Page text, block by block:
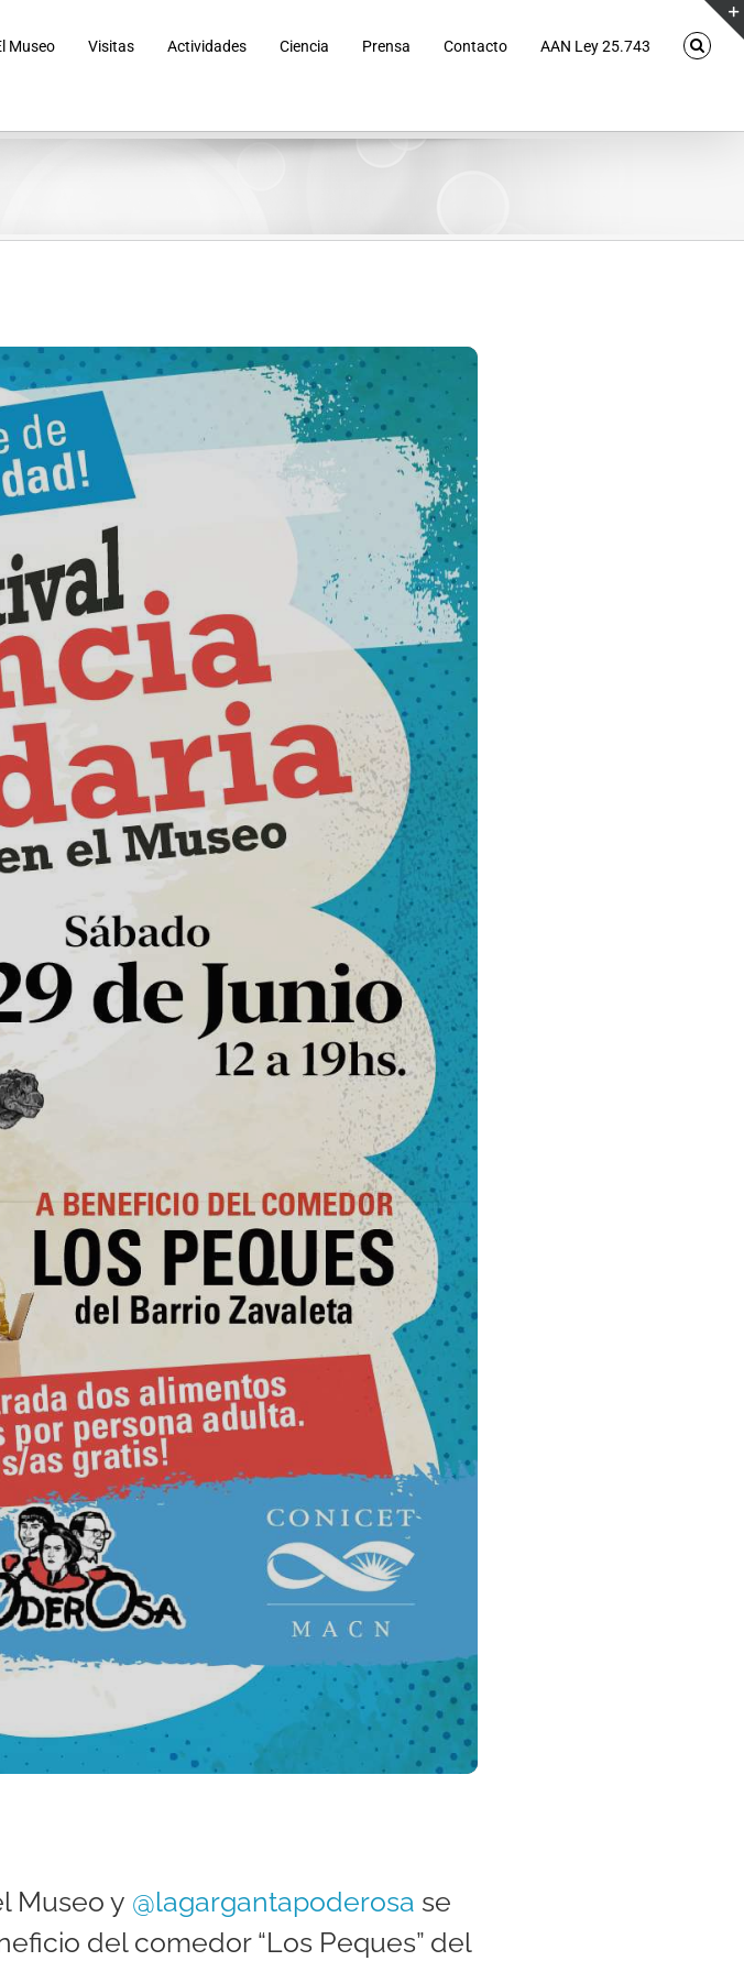
Museo Visitas Actividades Ciencia Prensa Contacto AAN Ley 25.743
Museo y @lagargantapoderosa se
del comedor “Los Peques” del